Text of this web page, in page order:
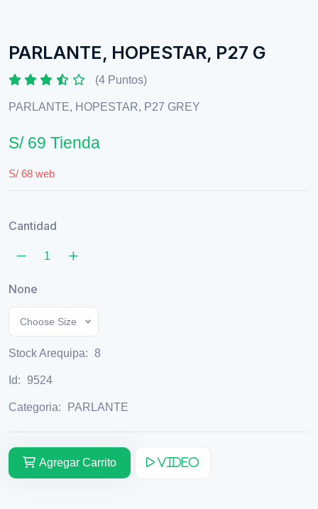
PARLANTE, HOPESTAR, P27 G
(4 Puntos)
PARLANTE, HOPESTAR, P27 GREY
S/ 69 Tienda
S/ 68 web
Cantidad
None
Choose Size
Stock Arequipa: 8
Id: 9524
Categoria: PARLANTE
Agregar Carrito Video